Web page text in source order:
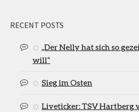
RECENT POSTS
„Der Nelly hat sich so
will“
Sieg im Osten
Liveticker: TSV Hartberg